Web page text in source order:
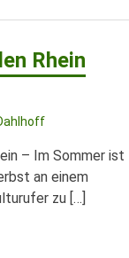
Rhein
– Im Sommer ist
an einem
zu […]